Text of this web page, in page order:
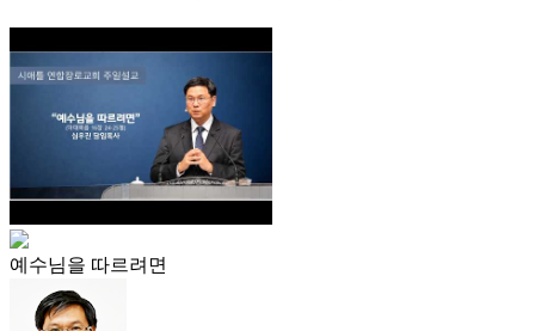
예수님을 따르려면